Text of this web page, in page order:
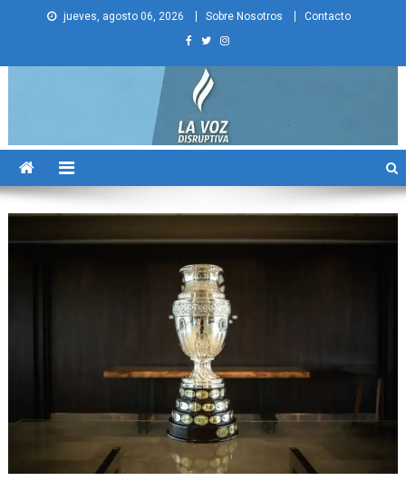
jueves, agosto 06, 2026 Sobre Nosotros Contacto
La Voz Disruptiva